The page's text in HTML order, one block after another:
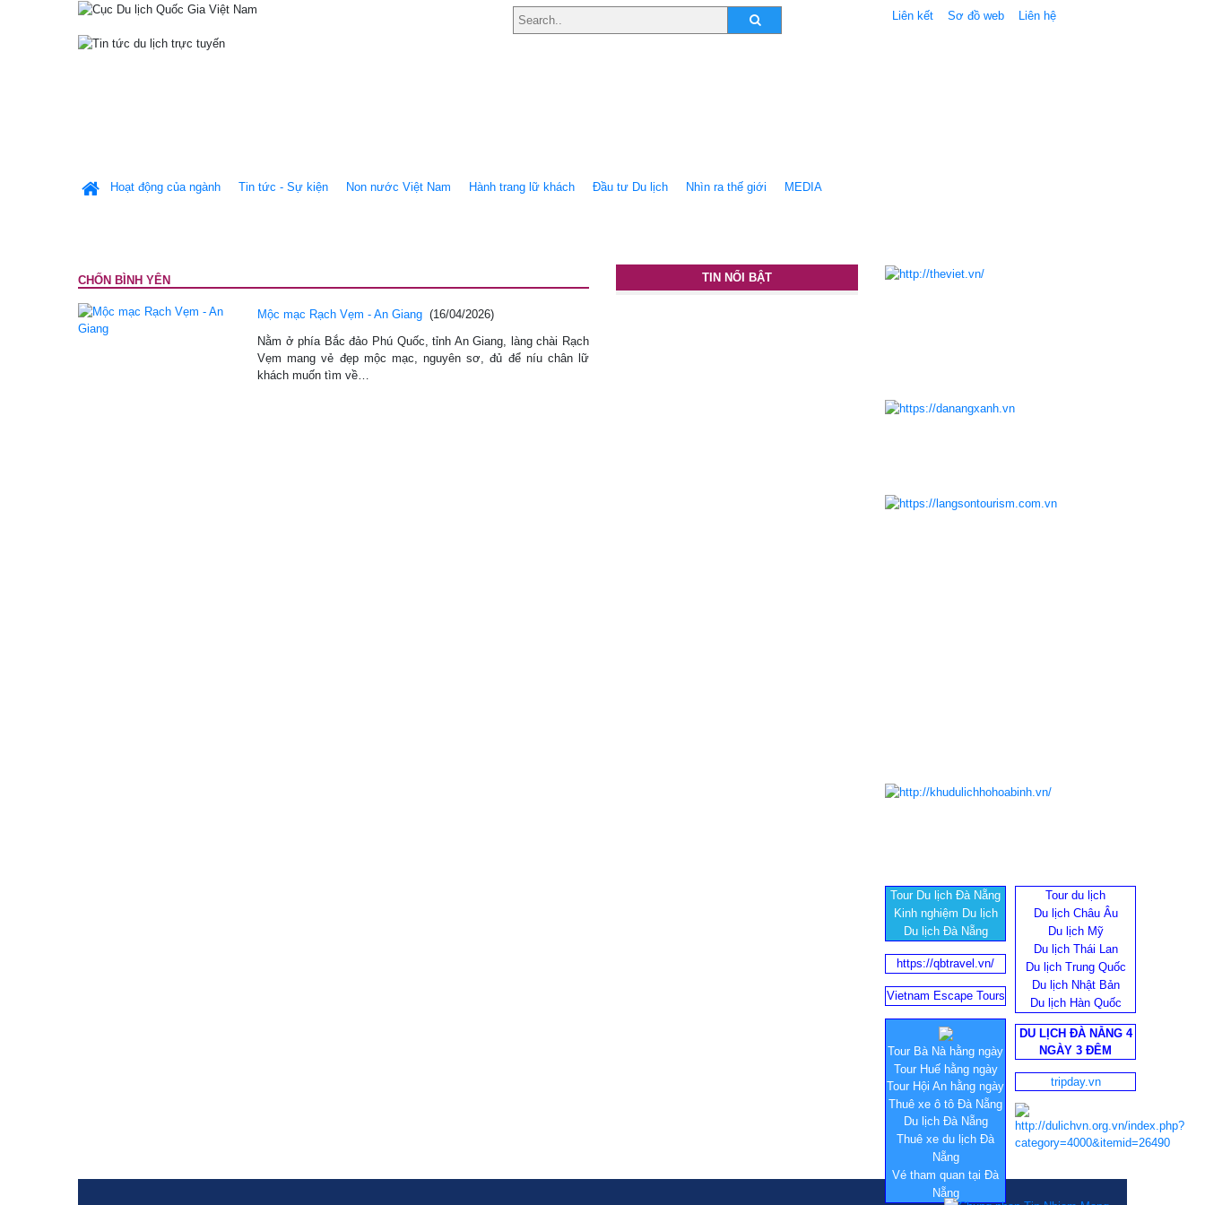
Liên kết Sơ đồ web Liên hệ
Hoạt động của ngành Tin tức - Sự kiện Non nước Việt Nam Hành trang lữ khách Ðầu tư Du lịch Nhìn ra thế giới MEDIA
CHỐN BÌNH YÊN
Mộc mạc Rạch Vẹm - An Giang (16/04/2026)
Nằm ở phía Bắc đảo Phú Quốc, tỉnh An Giang, làng chài Rạch
Vẹm mang vẻ đẹp mộc mạc, nguyên sơ, đủ để níu chân lữ
khách muốn tìm về…
TIN NỔI BẬT
Tour Du lịch Đà Nẵng
Kinh nghiệm Du lịch
Du lịch Đà Nẵng
Tour du lịch
Du lịch Châu Âu
Du lịch Mỹ
Du lịch Thái Lan
Du lịch Trung Quốc
Du lịch Nhật Bản
Du lịch Hàn Quốc
https://qbtravel.vn/
Vietnam Escape Tours
Tour Bà Nà hằng ngày
Tour Huế hằng ngày
Tour Hội An hằng ngày
Thuê xe ô tô Đà Nẵng
Du lịch Đà Nẵng
Thuê xe du lịch Đà
Nẵng
Vé tham quan tại Đà
Nẵng
DU LỊCH ĐÀ NẴNG 4
NGÀY 3 ĐÊM
tripday.vn